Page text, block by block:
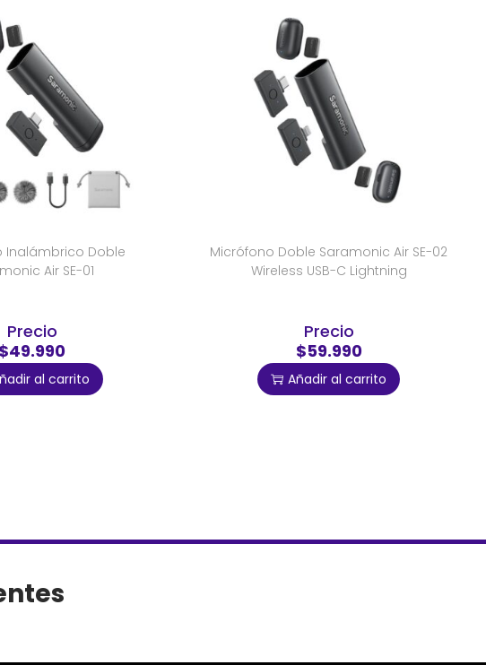
Inalámbrico Doble
Air SE-01
Precio
$49.990
al carrito
Micrófono Doble Saramonic Air SE-02
Wireless USB-C Lightning
Precio
$59.990
Añadir al carrito